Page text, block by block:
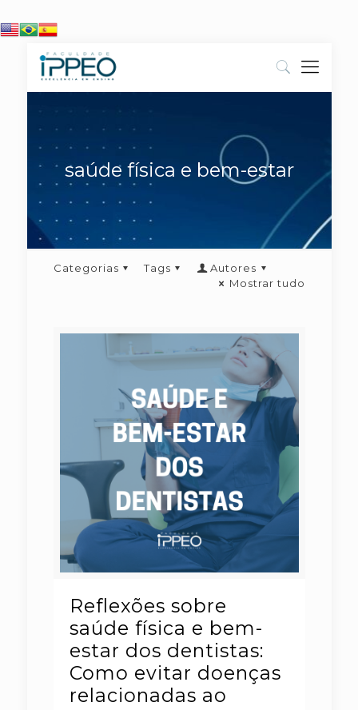
saúde física e bem-estar
Categorias Tags
Autores
Mostrar tudo
Reflexões sobre
saúde física e bem-
estar dos dentistas:
Como evitar doenças
relacionadas ao